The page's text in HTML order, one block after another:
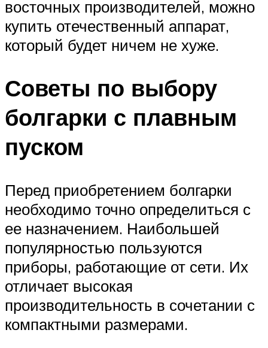
восточных производителей, можно
купить отечественный аппарат,
который будет ничем не хуже.
Советы по выбору
болгарки с плавным
пуском
Перед приобретением болгарки
необходимо точно определиться с
ее назначением. Наибольшей
популярностью пользуются
приборы, работающие от сети. Их
отличает высокая
производительность в сочетании с
компактными размерами.